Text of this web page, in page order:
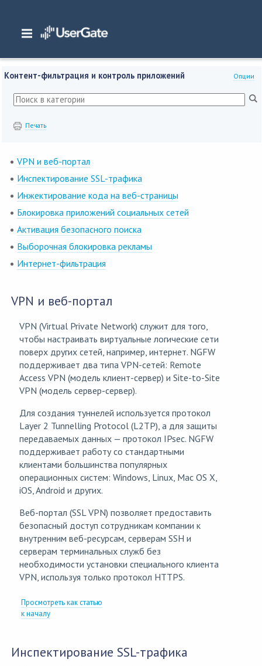
Главная/ Документация/NGFW
/
Опции
Контент-фильтрация и контроль приложений
Печать
VPN и веб-портал
Инспектирование SSL-трафика
Инжектирование кода на веб-страницы
Блокировка приложений социальных сетей
Активация безопасного поиска
Выборочная блокировка рекламы
Интернет-фильтрация
VPN и веб-портал
VPN (Virtual Private Network) служит для того,
чтобы настраивать виртуальные логические сети
поверх других сетей, например, интернет. NGFW
поддерживает два типа VPN-сетей: Remote
Access VPN (модель клиент-сервер) и Site-to-Site
VPN (модель сервер-сервер).
Для создания туннелей используется протокол
Layer 2 Tunnelling Protocol (L2TP), а для защиты
передаваемых данных — протокол IPsec. NGFW
поддерживает работу со стандартными
клиентами большинства популярных
операционных систем: Windows, Linux, Mac OS X,
iOS, Android и других.
Веб-портал (SSL VPN) позволяет предоставить
безопасный доступ сотрудникам компании к
внутренним веб-ресурсам, серверам SSH и
серверам терминальных служб без
необходимости установки специального клиента
VPN, используя только протокол HTTPS.
Просмотреть как статью
к началу
Инспектирование SSL-трафика